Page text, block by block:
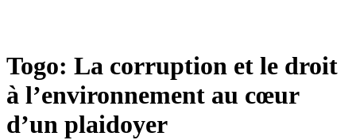
Togo: La corruption et le droit
à l’environnement au cœur
d’un plaidoyer